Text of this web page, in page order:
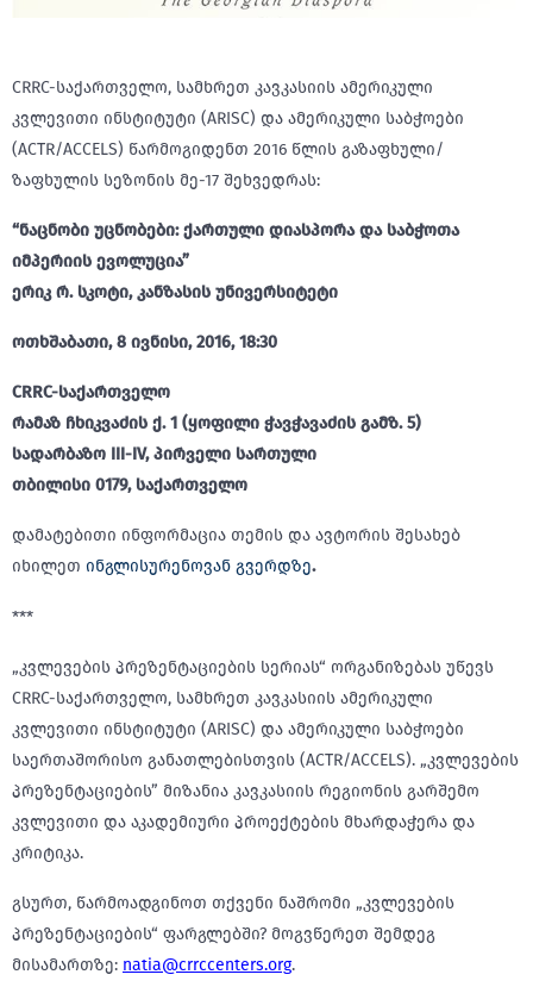
CRRC-საქართველო, სამხრეთ კავკასიის ამერიკული
კვლევითი ინსტიტუტი (ARISC) და ამერიკული საბჭოები
(ACTR/ACCELS) წარმოგიდენთ 2016 წლის გაზაფხული/
ზაფხულის სეზონის მე-17 შეხვედრას:
“ნაცნობი უცნობები: ქართული დიასპორა და საბჭოთა
იმპერიის ევოლუცია”
ერიკ რ. სკოტი, კანზასის უნივერსიტეტი
ოთხშაბათი, 8 ივნისი, 2016, 18:30
CRRC-საქართველო
რამაზ ჩხიკვაძის ქ. 1 (ყოფილი ჭავჭავაძის გამზ. 5)
სადარბაზო III-IV, პირველი სართული
თბილისი 0179, საქართველო
დამატებითი ინფორმაცია თემის და ავტორის შესახებ
იხილეთ ინგლისურენოვან გვერდზე.
***
„კვლევების პრეზენტაციების სერიას“ ორგანიზებას უწევს
CRRC-საქართველო, სამხრეთ კავკასიის ამერიკული
კვლევითი ინსტიტუტი (ARISC) და ამერიკული საბჭოები
საერთაშორისო განათლებისთვის (ACTR/ACCELS). „კვლევების
პრეზენტაციების” მიზანია კავკასიის რეგიონის გარშემო
კვლევითი და აკადემიური პროექტების მხარდაჭერა და
კრიტიკა.
გსურთ, წარმოადგინოთ თქვენი ნაშრომი „კვლევების
პრეზენტაციების“ ფარგლებში? მოგვწერეთ შემდეგ
მისამართზე: natia@crrccenters.org.